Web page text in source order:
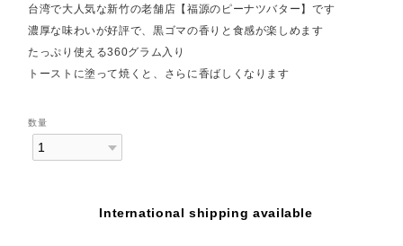
台湾で大人気な新竹の老舗店【福源のピーナツバター】です
濃厚な味わいが好評で、黒ゴマの香りと食感が楽しめます
たっぷり使える360グラム入り
トーストに塗って焼くと、さらに香ばしくなります
数量
International shipping available